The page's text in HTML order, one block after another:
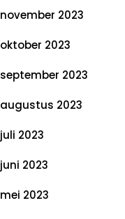
november 2023
oktober 2023
september 2023
augustus 2023
juli 2023
juni 2023
mei 2023